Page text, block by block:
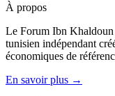
À propos
Le Forum Ibn
tunisien indépendant
économiques de
En savoir plus →